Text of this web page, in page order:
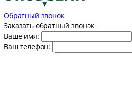
Обратный звонок
Заказать обратный звонок
Ваше имя:
Ваш телефон: